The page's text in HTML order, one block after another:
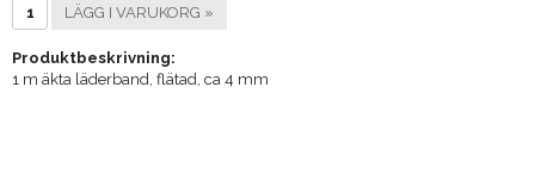
LÄGG I VARUKORG »
Produktbeskrivning:
1 m äkta läderband, flätad, ca 4 mm